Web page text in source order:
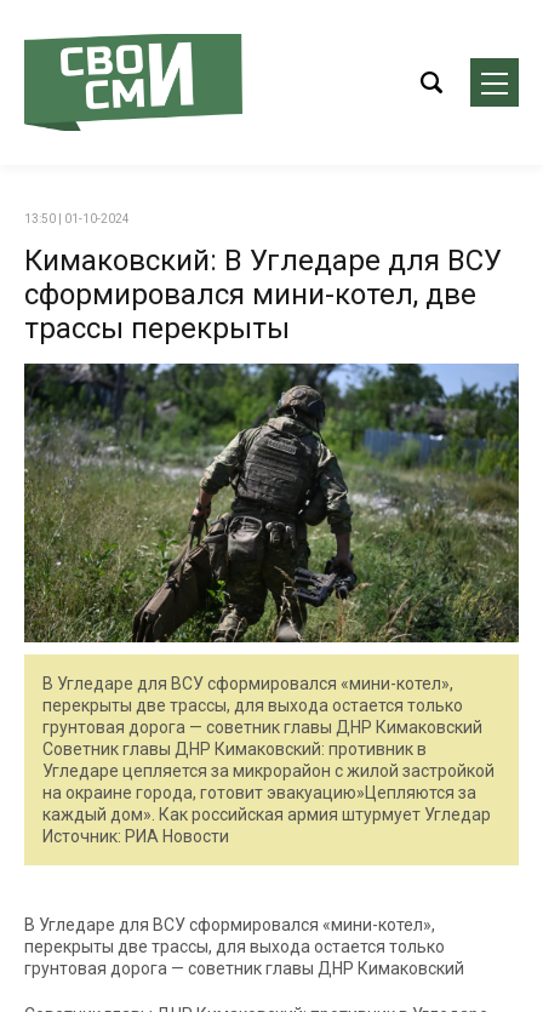
13:50 | 01-10-2024
Кимаковский: В Угледаре для ВСУ
сформировался мини-котел, две
трассы перекрыты
В Угледаре для ВСУ сформировался «мини-котел»,
перекрыты две трассы, для выхода остается только
грунтовая дорога — советник главы ДНР Кимаковский
Советник главы ДНР Кимаковский: противник в
Угледаре цепляется за микрорайон с жилой застройкой
на окраине города, готовит эвакуацию»Цепляются за
каждый дом». Как российская армия штурмует Угледар
Источник: РИА Новости
В Угледаре для ВСУ сформировался «мини-котел»,
перекрыты две трассы, для выхода остается только
грунтовая дорога — советник главы ДНР Кимаковский